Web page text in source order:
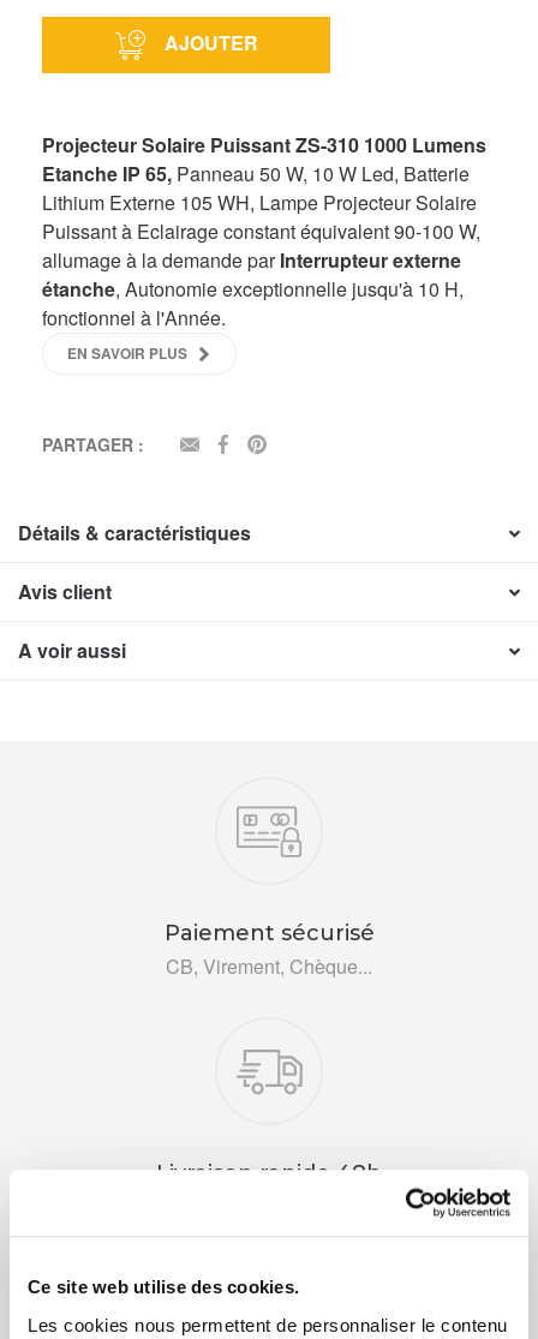
Ce site web utilise des cookies.
Les cookies nous permettent de personnaliser le contenu
AJOUTER
Projecteur Solaire Puissant ZS-310 1000 Lumens
Etanche IP 65, Panneau 50 W, 10 W Led, Batterie
Lithium Externe 105 WH, Lampe Projecteur Solaire
Puissant à Eclairage constant équivalent 90-100 W,
allumage à la demande parInterrupteur externe
étanche, Autonomie exceptionnelle jusqu'à 10 H,
fonctionnel à l'Année.
EN SAVOIR PLUS
PARTAGER : EMAILFACEBOOK
Détails & caractéristiques
Avis client
A voir aussi
Paiement sécurisé
CB, Virement, Chèque...
Livraison rapide 48h